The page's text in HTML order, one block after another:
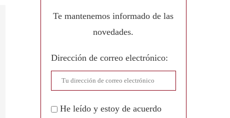
Te mantenemos informado de las
novedades.
Dirección de correo electrónico:
He leído y estoy de acuerdo